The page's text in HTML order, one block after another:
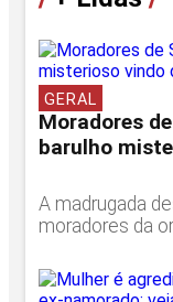
GERAL
Moradores
barulho
A madrugada
moradores da